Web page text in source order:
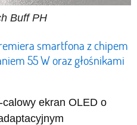
Buff PH
smartfona z chipem
55 W oraz głośnikami
ekran OLED o